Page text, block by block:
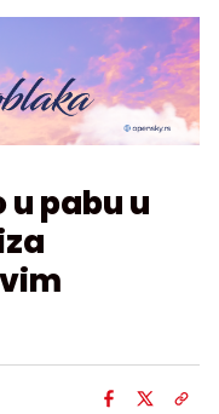
pabu u